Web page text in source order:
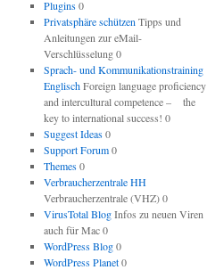
Plugins0
Privatsphäre schützen Tipps und
Anleitungen zur eMail-
Verschlüsselung 0
Sprach- und Kommunikationstraining
EnglischForeign language proficiency
and intercultural competence – the
key to international success! 0
Suggest Ideas0
Support Forum0
Themes0
Verbraucherzentrale HH
Verbraucherzentrale (VHZ) 0
VirusTotal BlogInfos zu neuen Viren
auch für Mac 0
WordPress Blog0
WordPress Planet0